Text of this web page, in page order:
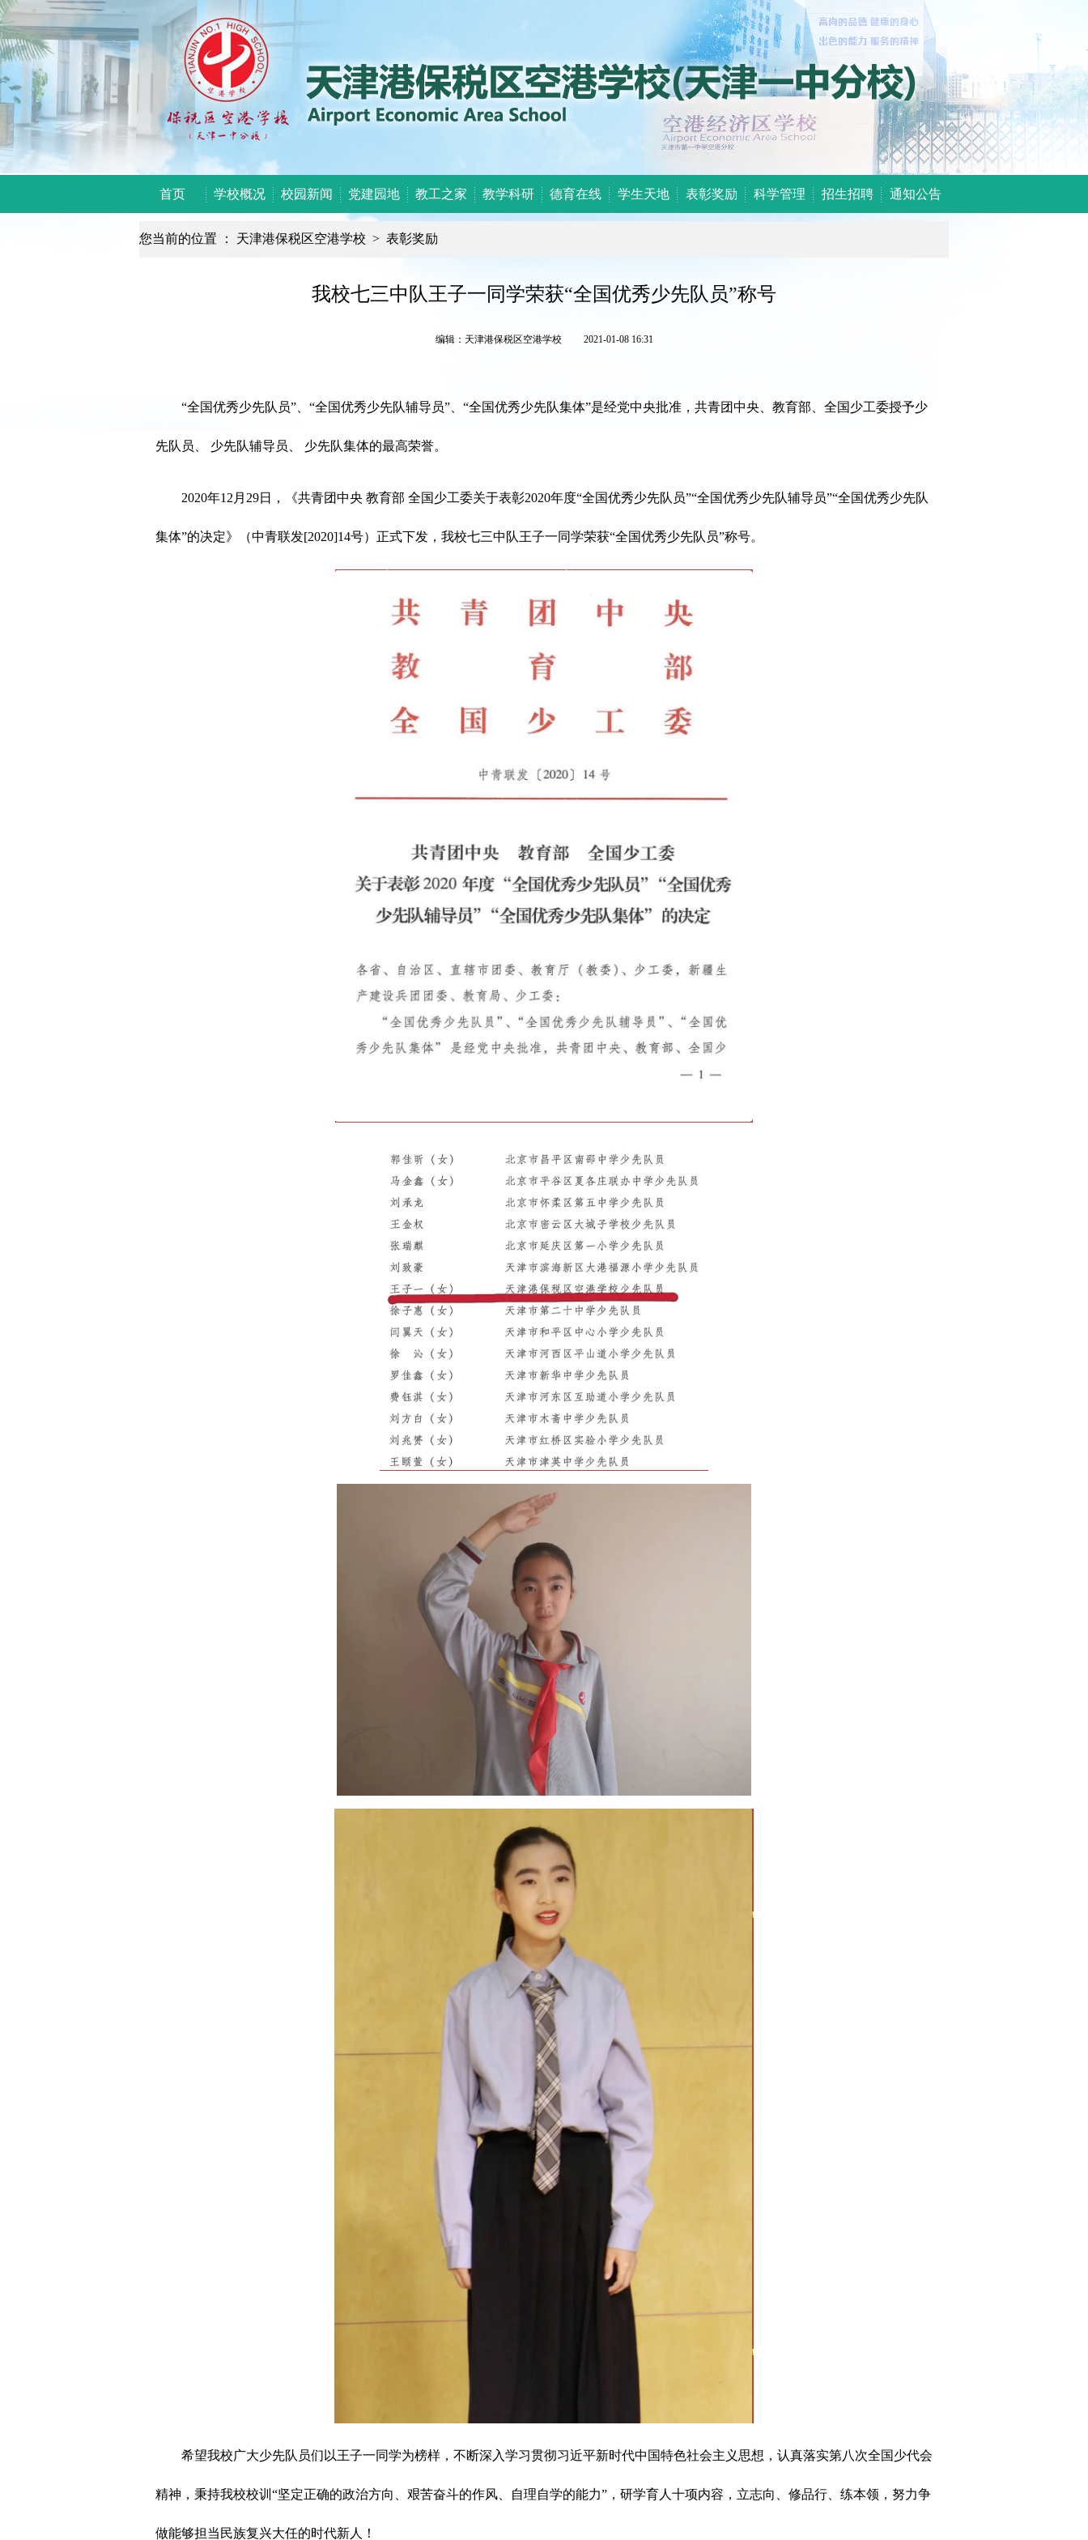
首页 学校概况 校园新闻 党建园地 教工之家 教学科研 德育在线 学生天地 表彰奖励 科学管理 招生招聘 通知公告
您当前的位置 ： 天津港保税区空港学校 > 表彰奖励
我校七三中队王子一同学荣获“全国优秀少先队员”称号
编辑：天津港保税区空港学校 2021-01-08 16:31
“全国优秀少先队员”、“全国优秀少先队辅导员”、“全国优秀少先队集体”是经党中央批准，共青团中央、教育部、全国少工委授予少
先队员、 少先队辅导员、 少先队集体的最高荣誉。
2020年12月29日，《共青团中央 教育部 全国少工委关于表彰2020年度“全国优秀少先队员”“全国优秀少先队辅导员”“全国优秀少先队
集体”的决定》（中青联发[2020]14号）正式下发，我校七三中队王子一同学荣获“全国优秀少先队员”称号。
希望我校广大少先队员们以王子一同学为榜样，不断深入学习贯彻习近平新时代中国特色社会主义思想，认真落实第八次全国少代会
精神，秉持我校校训“坚定正确的政治方向、艰苦奋斗的作风、自理自学的能力”，研学育人十项内容，立志向、修品行、练本领，努力争
做能够担当民族复兴大任的时代新人！